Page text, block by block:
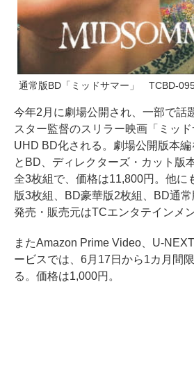
通常版BD「ミッドサマー」 TCBD-
今年2月に劇場公開され、一部で話
スター監督のスリラー映画「ミッ
UHD BD化される。劇場公開版本
とBD、ディレクターズ・カット版
全3枚組で、価格は11,800円。他に
版3枚組、BD豪華版2枚組、BD通常
発売・販売元はTCエンタテインメン
またAmazon Prime Video、U-
ービスでは、6月17日から1カ月間
る。価格は1,000円。